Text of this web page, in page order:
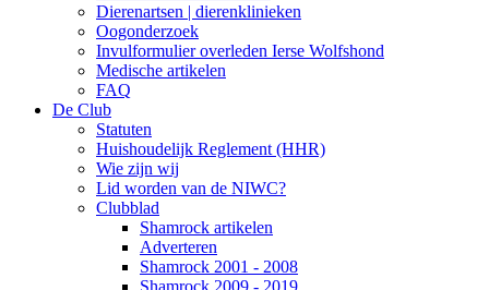
Dierenartsen | dierenklinieken
Oogonderzoek
Invulformulier overleden Ierse Wolfshond
Medische artikelen
FAQ
De Club
Statuten
Huishoudelijk Reglement (HHR)
Wie zijn wij
Lid worden van de NIWC?
Clubblad
Shamrock artikelen
Adverteren
Shamrock 2001 - 2008
Shamrock 2009 - 2019